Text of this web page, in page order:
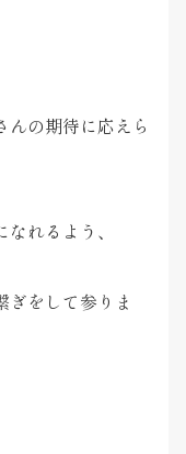
の期待に応えら
れるよう、
ぎをして参りま